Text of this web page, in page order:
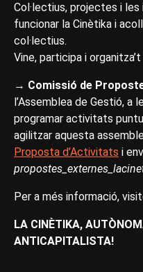
Col·lectius, projectes i
funcionar la Cinètika i
col·lectius.
Vine, participa i
→ Comissió de
l’Assemblea de Gestió, a
programar activitats
agilitzar aquesta
Proposta d’Activitats i
Per a més informació,
LA CINÈTIKA,
ANTICAPITALISTA!